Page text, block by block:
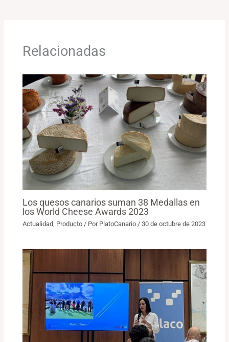
Relacionadas
Los quesos canarios suman 38 Medallas en
los World Cheese Awards 2023
Actualidad Producto / Por PlatoCanario /30 de octubre de 2023